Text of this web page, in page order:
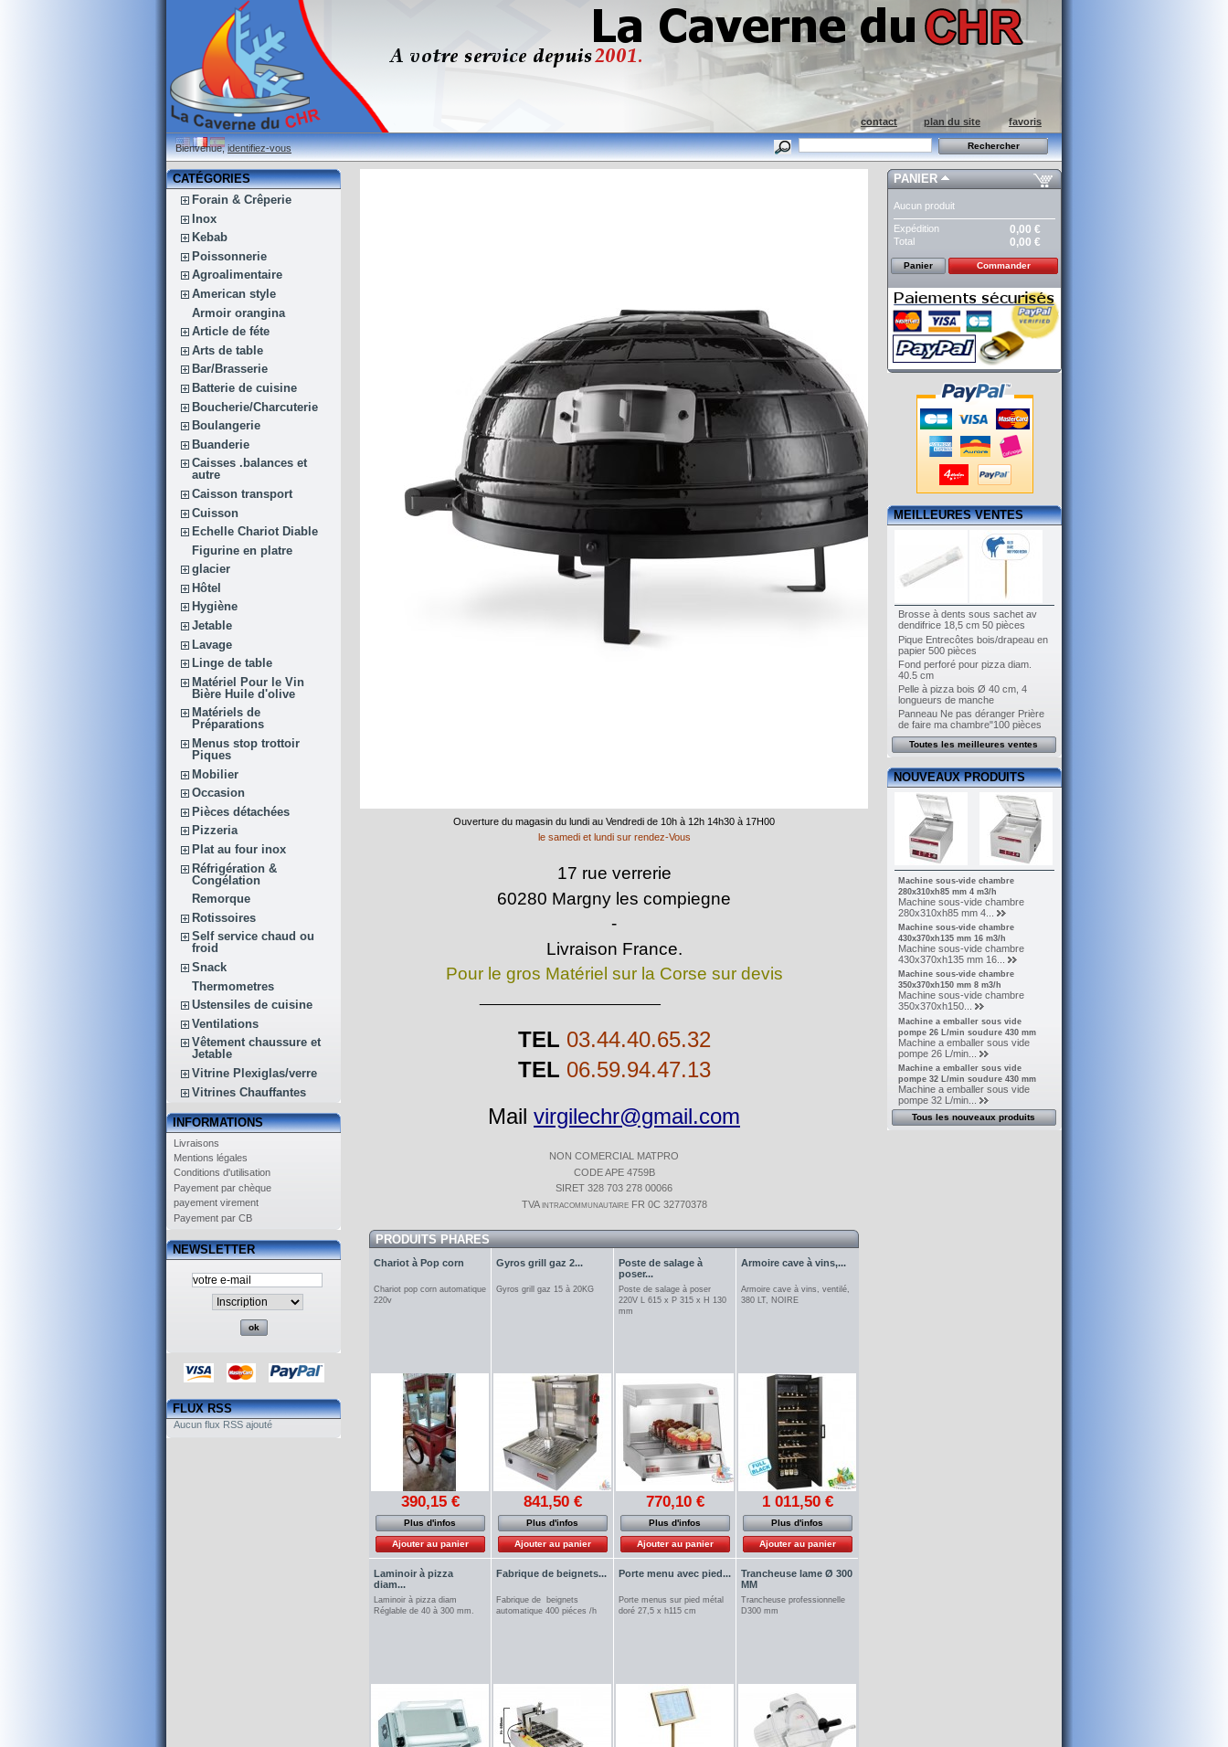
contact plan du site favoris
Bienvenue,identifiez-vous
CATÉGORIES
Forain & Crêperie
Inox
Kebab
Poissonnerie
Agroalimentaire
American style
Armoir orangina
Article de féte
Arts de table
Bar/Brasserie
Batterie de cuisine
Boucherie/Charcuterie
Boulangerie
Buanderie
Caisses .balances et
autre
Caisson transport
Cuisson
Echelle Chariot Diable
Figurine en platre
glacier
Hôtel
Hygiène
Jetable
Lavage
Linge de table
Matériel Pour le Vin
Bière Huile d'olive
Matériels de
Préparations
Menus stop trottoir
Piques
Mobilier
Occasion
Pièces détachées
Pizzeria
Plat au four inox
Réfrigération &
Congélation
Remorque
Rotissoires
Self service chaud ou
froid
Snack
Thermometres
Ustensiles de cuisine
Ventilations
Vêtement chaussure et
Jetable
Vitrine Plexiglas/verre
Vitrines Chauffantes
INFORMATIONS
Livraisons
Mentions légales
Conditions d'utilisation
Payement par chèque
payement virement
Payement par CB
NEWSLETTER
FLUX RSS
Aucun flux RSS ajouté
Ouverture du magasin du lundi au Vendredi de 10h à 12h 14h30 à 17H00
le samedi et lundi sur rendez-Vous
17 rue verrerie
60280 Margny les compiegne
-
Livraison France.
Pour le gros Matériel sur la Corse sur devis
TEL 03.44.40.65.32
TEL 06.59.94.47.13
Mail virgilechr@gmail.com
NON COMERCIAL MATPRO
CODE APE 4759B
SIRET 328 703 278 00066
TVA intracommunautaire FR 0C 32770378
PRODUITS PHARES
Chariot à Pop corn
Chariot pop corn automatique
220v
390,15 €
Plus d'infos
Ajouter au panier
Gyros grill gaz 2...
Gyros grill gaz 15 à 20KG
841,50 €
Plus d'infos
Ajouter au panier
Poste de salage à
poser...
Poste de salage à poser
220V L 615 x P 315 x H 130
mm
770,10 €
Plus d'infos
Ajouter au panier
Armoire cave à vins,...
Armoire cave à vins, ventilé,
380 LT, NOIRE
1 011,50 €
Plus d'infos
Ajouter au panier
Laminoir à pizza
diam...
Laminoir à pizza diam
Réglable de 40 à 300 mm.
Fabrique de beignets...
Fabrique de beignets
automatique 400 piéces /h
Porte menu avec pied...
Porte menus sur pied métal
doré 27,5 x h115 cm
Trancheuse lame Ø 300
MM
Trancheuse professionnelle
D300 mm
PANIER
Aucun produit
Expédition 0,00 €
Total 0,00 €
Panier Commander
MEILLEURES VENTES
Brosse à dents sous sachet av
dendifrice 18,5 cm 50 pièces
Pique Entrecôtes bois/drapeau en
papier 500 pièces
Fond perforé pour pizza diam.
40.5 cm
Pelle à pizza bois Ø 40 cm, 4
longueurs de manche
Panneau Ne pas déranger Prière
de faire ma chambre"100 pièces
Toutes les meilleures ventes
NOUVEAUX PRODUITS
Machine sous-vide chambre
280x310xh85 mm 4 m3/h
Machine sous-vide chambre
280x310xh85 mm 4...
Machine sous-vide chambre
430x370xh135 mm 16 m3/h
Machine sous-vide chambre
430x370xh135 mm 16...
Machine sous-vide chambre
350x370xh150 mm 8 m3/h
Machine sous-vide chambre
350x370xh150...
Machine a emballer sous vide
pompe 26 L/min soudure 430 mm
Machine a emballer sous vide
pompe 26 L/min...
Machine a emballer sous vide
pompe 32 L/min soudure 430 mm
Machine a emballer sous vide
pompe 32 L/min...
Tous les nouveaux produits